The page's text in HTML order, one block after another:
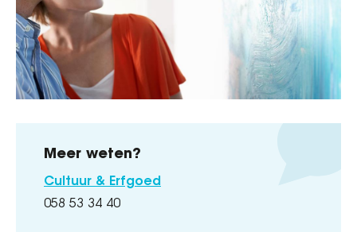
Meer weten?
Cultuur & Erfgoed
058 53 34 40